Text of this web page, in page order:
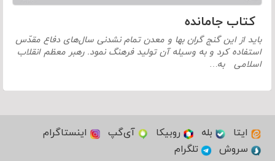
کتاب جامانده
باید از این گنج گران بها و معدن تمام‏ نشدنی سال‌های دفاع مقدّس
استفاده کرد و به وسیله آن تولید فرهنگ نمود. رهبر معظم انقلاب
اسلامی به…
ایتا بله روبیکا آی‌گپ
اینستاگرام
سروش
تلگرام